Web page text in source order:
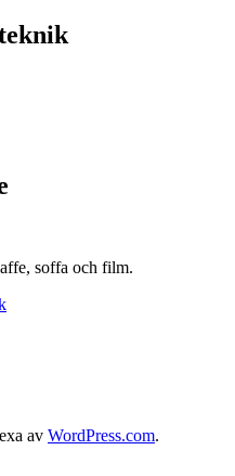
soffa och film.
av WordPress.com.